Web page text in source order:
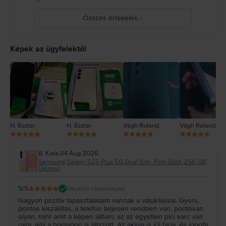
Összes értékelés
1
Képek az ügyfelektől
H. Eszter H. Eszter Végh Roland Végh Roland
B. Kata,04 Aug 2026
Samsung Galaxy S25 Plus 5G Dual Sim, Pink Gold, 256 GB,
Újszerű
5/5 Vásárlói vélemények
Nagyon pozitív tapasztalataim vannak a vásárlással. Gyors,
pontos kiszállítás, a telefon teljesen rendben van, pontosan
olyan, mint amit a képen láttam, az az egyetlen pici karc van